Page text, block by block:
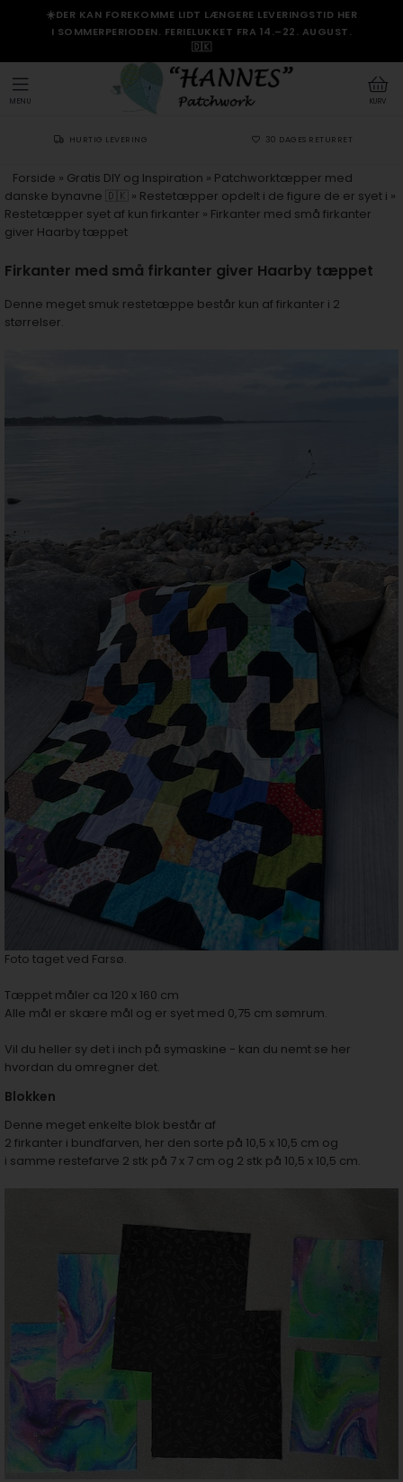
☀️DER KAN FOREKOMME LIDT LÆNGERE LEVERINGSTID HER
I SOMMERPERIODEN. FERIELUKKET FRA 14.–22. AUGUST.
🇩🇰
KURV
MENU
HURTIG LEVERING 30 DAGES RETURRET
Forside » Gratis DIY og Inspiration » Patchworktæpper med
danske bynavne 🇩🇰 » Restetæpper opdelt i de figure de er syet i »
Restetæpper syet af kun firkanter » Firkanter med små firkanter
giver Haarby tæppet
Firkanter med små firkanter giver Haarby tæppet
Denne meget smuk restetæppe består kun af firkanter i 2
størrelser.
Foto taget ved Farsø.
Tæppet måler ca 120 x 160 cm
Alle mål er skære mål og er syet med 0,75 cm sømrum.
Vil du heller sy det i inch på symaskine - kan du nemt se her
hvordan du omregner det.
Blokken
Denne meget enkelte blok består af
2 firkanter i bundfarven, her den sorte på 10,5 x 10,5 cm og
i samme restefarve 2 stk på 7 x 7 cm og 2 stk på 10,5 x 10,5 cm.